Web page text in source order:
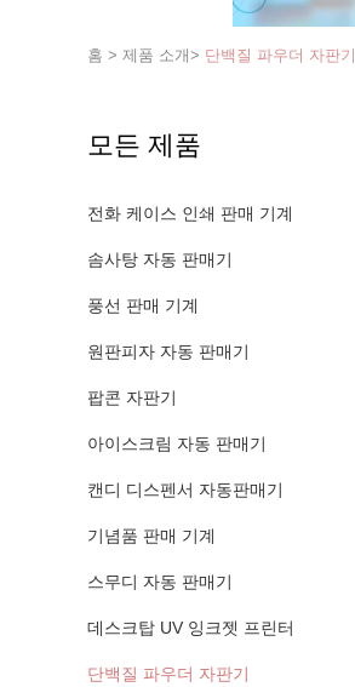
홈 > 제품 소개> 단백질 파우더 자판기
모든 제품
전화 케이스 인쇄 판매 기계
솜사탕 자동 판매기
풍선 판매 기계
원판피자 자동 판매기
팝콘 자판기
아이스크림 자동 판매기
캔디 디스펜서 자동판매기
기념품 판매 기계
스무디 자동 판매기
데스크탑 UV 잉크젯 프린터
단백질 파우더 자판기